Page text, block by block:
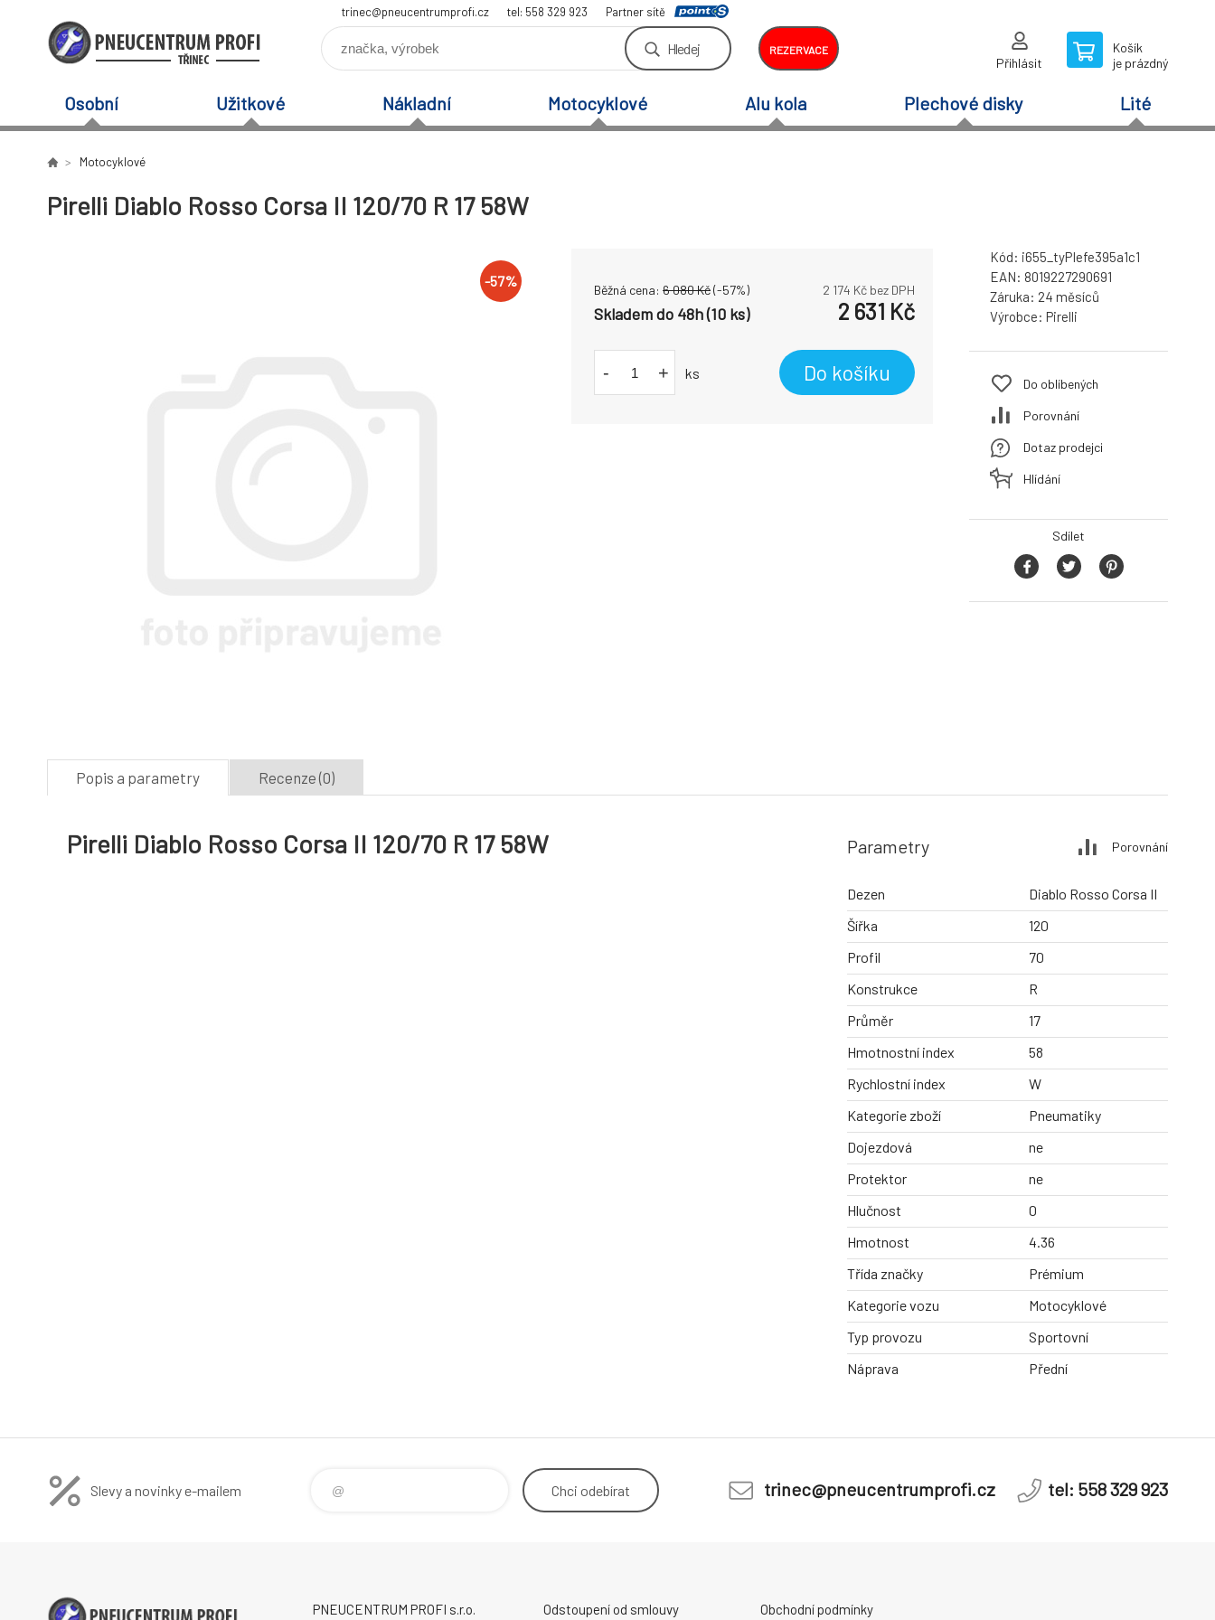
trinec@pneucentrumprofi.cz tel: 558 329 923 Partner sítě
Hledej REZERVACE
Přihlásit
Košík
je prázdný
Osobní Užitkové Nákladní Motocyklové Alu kola Plechové disky Lité
Motocyklové
Pirelli Diablo Rosso Corsa II 120/70 R 17 58W
-57%
Běžná cena: 6 080Kč(-57%) 2 174 Kč bez DPH
Skladem do 48h (10 ks) 2 631 Kč
- + ks Do košíku
Kód: i655_tyPIefe395a1c1
EAN: 8019227290691
Záruka: 24 měsíců
Výrobce: Pirelli
Do oblíbených
Porovnání
Dotaz prodejci
Hlídání
Sdílet
Popis a parametry Recenze (0)
Pirelli Diablo Rosso Corsa II 120/70 R 17 58W Parametry Porovnání
Dezen
Diablo Rosso Corsa II
Šířka
120
Profil
70
Konstrukce
R
Průměr
17
Hmotnostní index
58
Rychlostní index
W
Kategorie zboží
Pneumatiky
Dojezdová
ne
Protektor
ne
Hlučnost
0
Hmotnost
4.36
Třída značky
Prémium
Kategorie vozu
Motocyklové
Typ provozu
Sportovní
Náprava
Přední
Slevy a novinky e-mailem Chci odebírat trinec@pneucentrumprofi.cz tel: 558 329 923
PNEUCENTRUM PROFI s.r.o. Odstoupení od smlouvy Obchodní podmínky